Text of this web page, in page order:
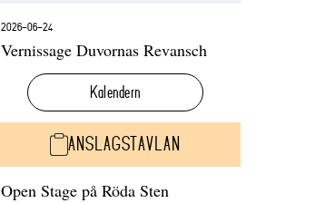
2026-06-24
Vernissage Duvornas Revansch
Kalendern
ANSLAGSTAVLAN
Open Stage på Röda Sten